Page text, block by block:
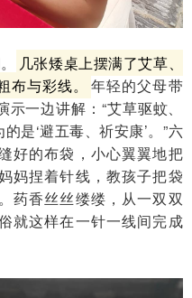
几张矮桌上摆满了艾草、
与彩线。
年轻的父母带
一边讲解：“艾草驱蚊、
是‘避五毒、祈安康’。”六
好的布袋，小心翼翼地把
妈捏着针线，教孩子把袋
药香丝丝缕缕，从一双双
就这样在一针一线间完成